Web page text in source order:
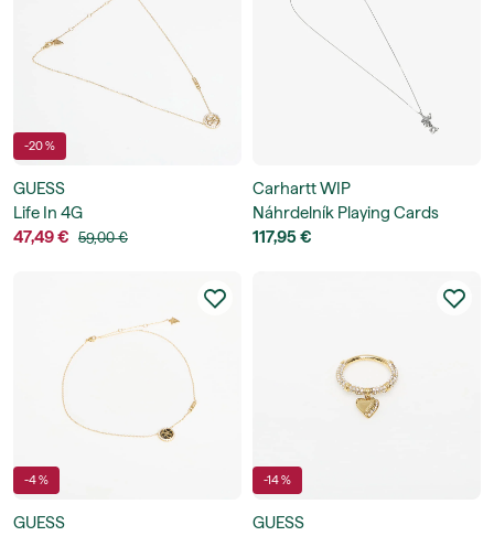
-20 %
GUESS
Life In 4G
47,49 € 59,00 €
Carhartt WIP
Náhrdelník Playing Cards
Pendant
117,95 €
-4 %
GUESS
-14 %
GUESS